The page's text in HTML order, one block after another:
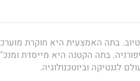
בתה האמצעית היא חוקרת
בתה הקטנה היא מייסדת
לגנטיקה וביוטכנולוגיה.